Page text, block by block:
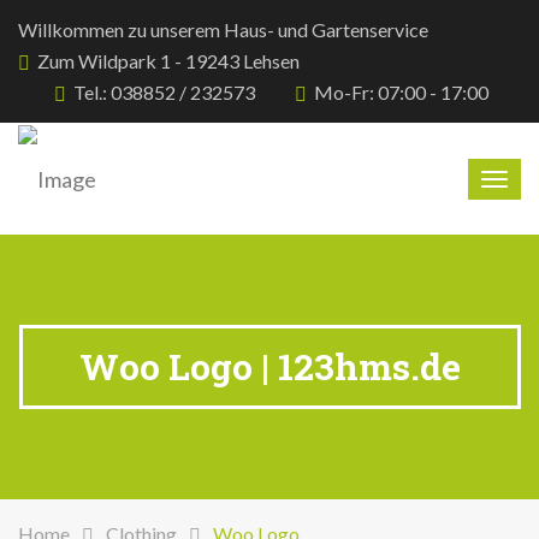
Willkommen zu unserem Haus- und Gartenservice
Zum Wildpark 1 - 19243 Lehsen
Tel.: 038852 / 232573
Mo-Fr: 07:00 - 17:00
Woo Logo | 123hms.de
Home Clothing Woo Logo